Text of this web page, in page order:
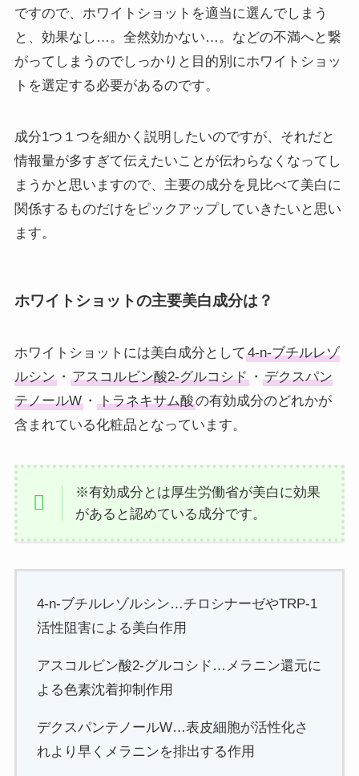
ですので、ホワイトショットを適当に選んでしまう
と、効果なし…。全然効かない…。などの不満へと繋
がってしまうのでしっかりと目的別にホワイトショッ
トを選定する必要があるのです。
成分1つ１つを細かく説明したいのですが、それだと
情報量が多すぎて伝えたいことが伝わらなくなってし
まうかと思いますので、主要の成分を見比べて美白に
関係するものだけをピックアップしていきたいと思い
ます。
ホワイトショットの主要美白成分は？
ホワイトショットには美白成分として 4-n-ブチルレゾ
ルシン・ アスコルビン酸2-グルコシド・ デクスパン
テノールW・ トラネキサム酸の有効成分のどれかが
含まれている化粧品となっています。
※有効成分とは厚生労働省が美白に効果
があると認めている成分です。
4-n-ブチルレゾルシン…チロシナーゼやTRP-1
活性阻害による美白作用
アスコルビン酸2-グルコシド…メラニン還元に
よる色素沈着抑制作用
デクスパンテノールW…表皮細胞が活性化さ
れより早くメラニンを排出する作用